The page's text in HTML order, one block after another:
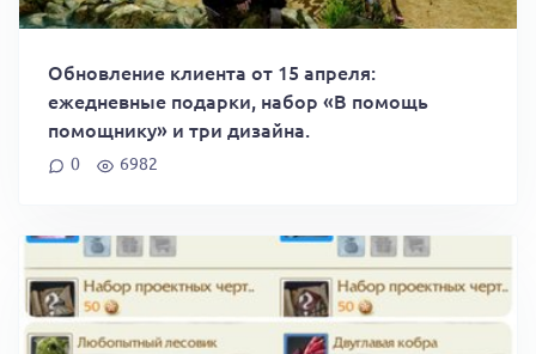
Обновление клиента от 15 апреля:
ежедневные подарки, набор «В помощь
помощнику» и три дизайна.
0 6982